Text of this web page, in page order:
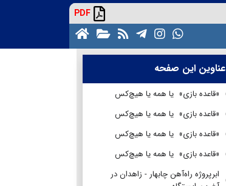
PDF
عناوین این صفحه
«قاعده بازی» یا همه یا هیچ‌کس
«قاعده بازی» یا همه یا هیچ‌کس
«قاعده بازی» یا همه یا هیچ‌کس
«قاعده بازی» یا همه یا هیچ‌کس
ابرپروژه راه‌آهن چابهار - زاهدان در